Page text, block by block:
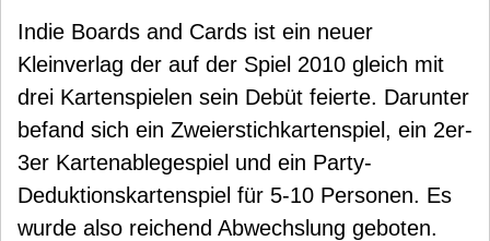
Indie Boards and Cards ist ein neuer
Kleinverlag der auf der Spiel 2010 gleich mit
drei Kartenspielen sein Debüt feierte. Darunter
befand sich ein Zweierstichkartenspiel, ein 2er-
3er Kartenablegespiel und ein Party-
Deduktionskartenspiel für 5-10 Personen. Es
wurde also reichend Abwechslung geboten.